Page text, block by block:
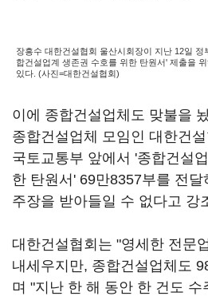
장흥수 대한건설협회 울산시회장이 지난 12일
합건설업계 생존권 수호를 위한 탄원서' 제출을
있다. (사진=대한건설협회)
이에 종합건설업체도 맞불을
종합건설업체 모임인 대한건
국토교통부 앞에서 '종합건설
한 탄원서' 69만8357부를 전
주장을 받아들일 수 없다고 강
대한건설협회는 "영세한 전문
내세우지만, 종합건설업체도
며 "지난 한 해 동안 한 건도